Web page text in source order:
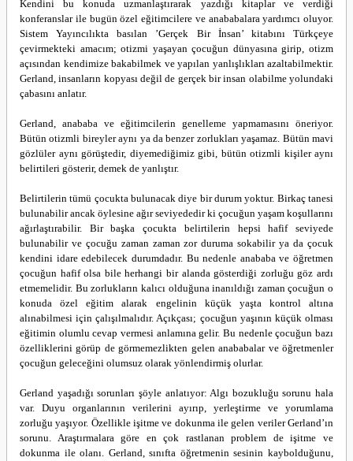
Kendini bu konuda uzmanlaştırarak yazdığı kitaplar ve verdiği
konferanslar ile bugün özel eğitimcilere ve anababalara yardımcı oluyor.
Sistem Yayıncılıkta basılan ’Gerçek Bir İnsan’ kitabını Türkçeye
çevirmekteki amacım; otizmi yaşayan çocuğun dünyasına girip, otizm
açısından kendimize bakabilmek ve yapılan yanlışlıkları azaltabilmektir.
Gerland, insanların kopyası değil de gerçek bir insan olabilme yolundaki
çabasını anlatır.
Gerland, anababa ve eğitimcilerin genelleme yapmamasını öneriyor.
Bütün otizmli bireyler aynı ya da benzer zorlukları yaşamaz. Bütün mavi
gözlüler aynı görüştedir, diyemediğimiz gibi, bütün otizmli kişiler aynı
belirtileri gösterir, demek de yanlıştır.
Belirtilerin tümü çocukta bulunacak diye bir durum yoktur. Birkaç tanesi
bulunabilir ancak öylesine ağır seviyededir ki çocuğun yaşam koşullarını
ağırlaştırabilir. Bir başka çocukta belirtilerin hepsi hafif seviyede
bulunabilir ve çocuğu zaman zaman zor duruma sokabilir ya da çocuk
kendini idare edebilecek durumdadır. Bu nedenle anababa ve öğretmen
çocuğun hafif olsa bile herhangi bir alanda gösterdiği zorluğu göz ardı
etmemelidir. Bu zorlukların kalıcı olduğuna inanıldığı zaman çocuğun o
konuda özel eğitim alarak engelinin küçük yaşta kontrol altına
alınabilmesi için çalışılmalıdır. Açıkçası; çocuğun yaşının küçük olması
eğitimin olumlu cevap vermesi anlamına gelir. Bu nedenle çocuğun bazı
özelliklerini görüp de görmemezlikten gelen anababalar ve öğretmenler
çocuğun geleceğini olumsuz olarak yönlendirmiş olurlar.
Gerland yaşadığı sorunları şöyle anlatıyor: Algı bozukluğu sorunu hala
var. Duyu organlarının verilerini ayırıp, yerleştirme ve yorumlama
zorluğu yaşıyor. Özellikle işitme ve dokunma ile gelen veriler Gerland’ın
sorunu. Araştırmalara göre en çok rastlanan problem de işitme ve
dokunma ile olanı. Gerland, sınıfta öğretmenin sesinin kaybolduğunu,